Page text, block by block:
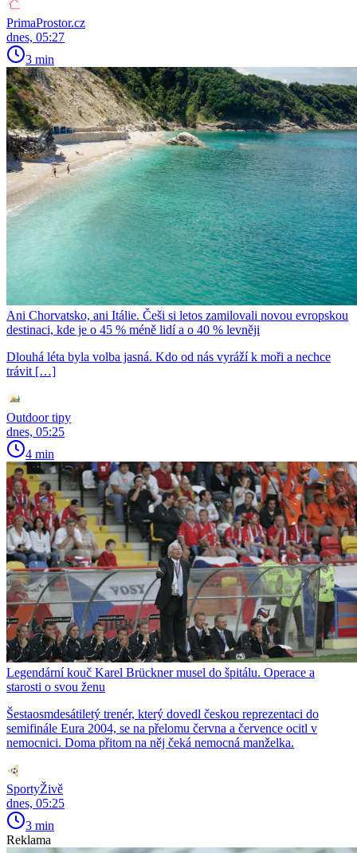
PrimaProstor.cz
dnes, 05:27
3 min
Ani Chorvatsko, ani Itálie. Češi si letos zamilovali novou evropskou
destinaci, kde je o 45 % méně lidí a o 40 % levněji
Dlouhá léta byla volba jasná. Kdo od nás vyráží k moři a nechce
trávit […]
Outdoor tipy
dnes, 05:25
4 min
Legendární kouč Karel Brückner musel do špitálu. Operace a
starosti o svou ženu
Šestaosmdesátiletý trenér, který dovedl českou reprezentaci do
semifinále Eura 2004, se na přelomu června a července ocitl v
nemocnici. Doma přitom na něj čeká nemocná manželka.
SportyŽivě
dnes, 05:25
3 min
Reklama